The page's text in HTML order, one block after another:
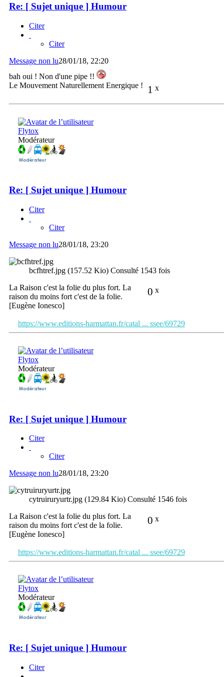
Re: [ Sujet unique ] Humour
Citer
Citer
Message non lu28/01/18, 22:20
bah oui ! Non d'une pipe !!
1 x
Le Mouvement Naturellement Energique !
Flytox
Modérateur
Re: [ Sujet unique ] Humour
Citer
Citer
Message non lu28/01/18, 23:20
bcfhtref.jpg (157.52 Kio) Consulté 1543 fois
0 x
La Raison c'est la folie du plus fort. La
raison du moins fort c'est de la folie.
[Eugène Ionesco]
https://www.editions-harmattan.fr/catal ... ssee/69729
Flytox
Modérateur
Re: [ Sujet unique ] Humour
Citer
Citer
Message non lu28/01/18, 23:20
cytruiruryurtr.jpg (129.84 Kio) Consulté 1546 fois
0 x
La Raison c'est la folie du plus fort. La
raison du moins fort c'est de la folie.
[Eugène Ionesco]
https://www.editions-harmattan.fr/catal ... ssee/69729
Flytox
Modérateur
Re: [ Sujet unique ] Humour
Citer